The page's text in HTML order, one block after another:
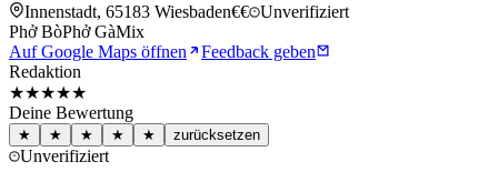
Innenstadt, 65183 Wiesbaden€€ Unverifiziert
Phở BòPhở GàMix
Auf Google Maps öffnen
Feedback geben
Redaktion
★★★★★
Deine Bewertung
★ ★ ★ ★ ★ zurücksetzen
Unverifiziert